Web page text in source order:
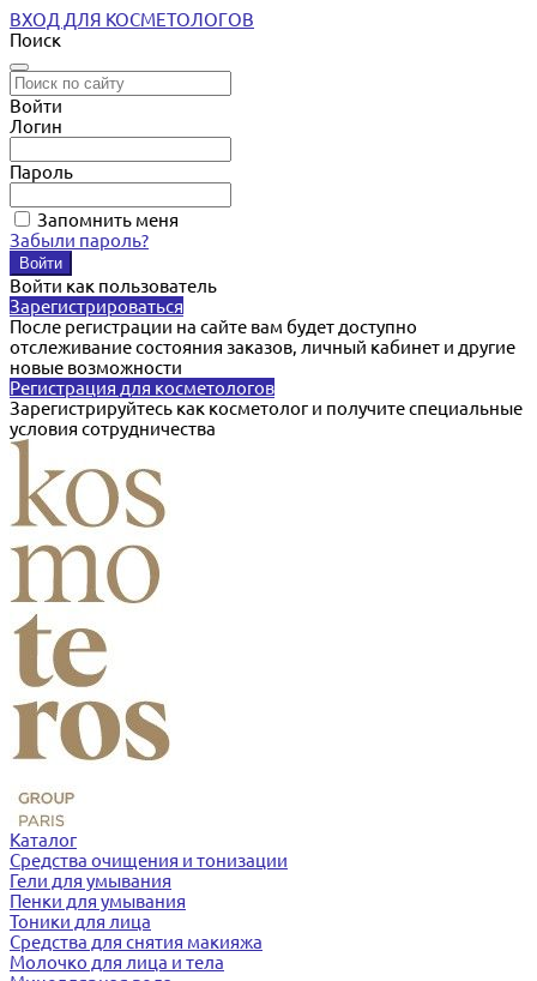
ВХОД ДЛЯ КОСМЕТОЛОГОВ
Поиск
Войти
Логин
Пароль
Запомнить меня
Забыли пароль?
Войти как пользователь
Зарегистрироваться
После регистрации на сайте вам будет доступно
отслеживание состояния заказов, личный кабинет и другие
новые возможности
Регистрация для косметологов
Зарегистрируйтесь как косметолог и получите специальные
условия сотрудничества
Каталог
Средства очищения и тонизации
Гели для умывания
Пенки для умывания
Тоники для лица
Средства для снятия макияжа
Молочко для лица и тела